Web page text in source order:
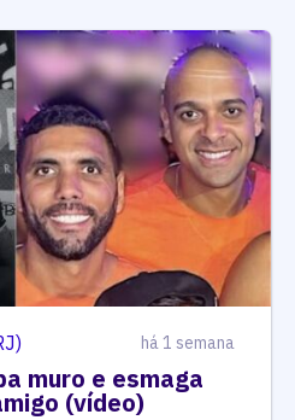
há 1 semana
muro e esmaga
(vídeo)